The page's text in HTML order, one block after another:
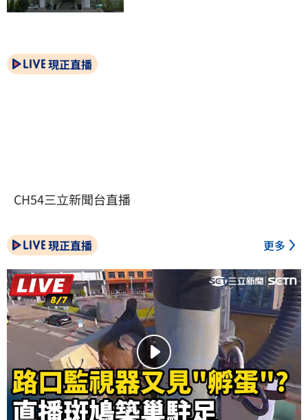
現正直播
CH54三立新聞台直播
現正直播 更多